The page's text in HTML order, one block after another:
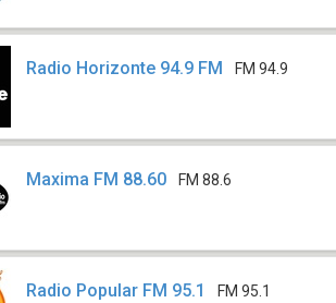
Radio Horizonte 94.9 FM FM 94.9
Maxima FM 88.60 FM 88.6
Radio Popular FM 95.1 FM 95.1